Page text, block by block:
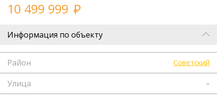
10 499 999
Информация по объекту
Район Советский
Улица –